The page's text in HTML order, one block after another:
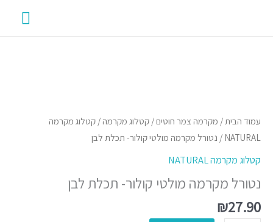
עמוד הבית/ מקרמה צמר חוטים/ קטלוג מקרמה / קטלוג מקרמה
NATURAL / נטורל מקרמה מולטי קולור- תכלת לבן
קטלוג מקרמה NATURAL
נטורל מקרמה מולטי קולור- תכלת לבן
₪27.90
נטורל
מקרמה
קולור-
תכלת
לבן